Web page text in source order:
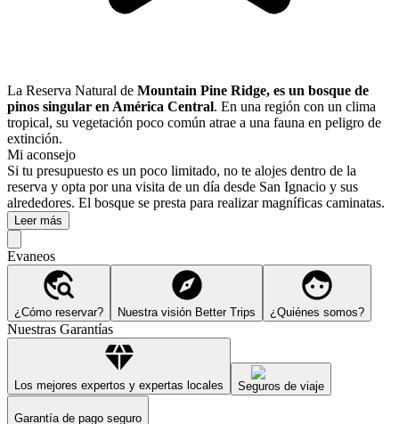
La Reserva Natural de Mountain Pine Ridge, es un bosque de
pinos singular en América Central. En una región con un clima
tropical, su vegetación poco común atrae a una fauna en peligro de
extinción.
Mi aconsejo
Si tu presupuesto es un poco limitado, no te alojes dentro de la
reserva y opta por una visita de un día desde San Ignacio y sus
alrededores. El bosque se presta para realizar magníficas caminatas.
Leer más
Evaneos
¿Cómo reservar? Nuestra visión Better Trips ¿Quiénes somos?
Nuestras Garantías
Los mejores expertos y expertas locales Seguros de viaje
Garantía de pago seguro